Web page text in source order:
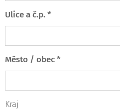
Ulice a č.p. *
Město / obec *
Kraj